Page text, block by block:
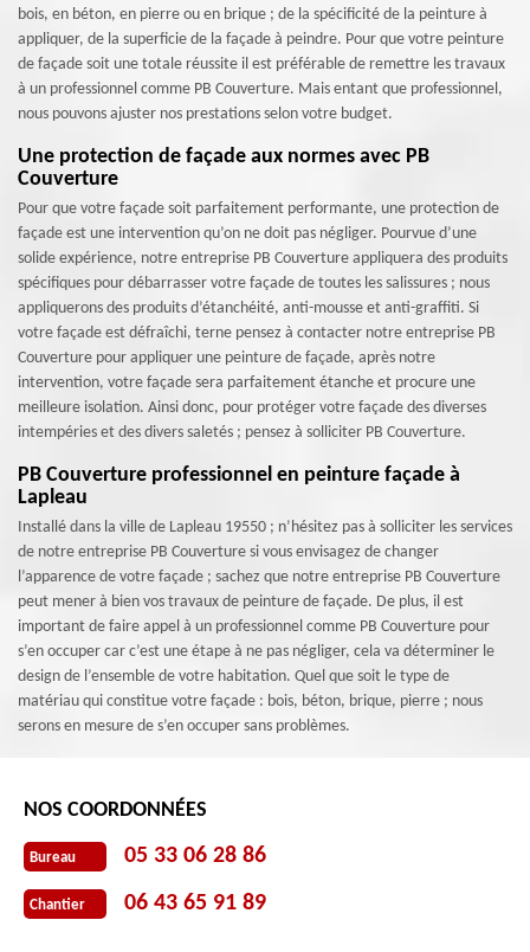
bois, en béton, en pierre ou en brique ; de la spécificité de la peinture à
appliquer, de la superficie de la façade à peindre. Pour que votre peinture
de façade soit une totale réussite il est préférable de remettre les travaux
à un professionnel comme PB Couverture. Mais entant que professionnel,
nous pouvons ajuster nos prestations selon votre budget.
Une protection de façade aux normes avec PB
Couverture
Pour que votre façade soit parfaitement performante, une protection de
façade est une intervention qu’on ne doit pas négliger. Pourvue d’une
solide expérience, notre entreprise PB Couverture appliquera des produits
spécifiques pour débarrasser votre façade de toutes les salissures ; nous
appliquerons des produits d’étanchéité, anti-mousse et anti-graffiti. Si
votre façade est défraîchi, terne pensez à contacter notre entreprise PB
Couverture pour appliquer une peinture de façade, après notre
intervention, votre façade sera parfaitement étanche et procure une
meilleure isolation. Ainsi donc, pour protéger votre façade des diverses
intempéries et des divers saletés ; pensez à solliciter PB Couverture.
PB Couverture professionnel en peinture façade à
Lapleau
Installé dans la ville de Lapleau 19550 ; n’hésitez pas à solliciter les services
de notre entreprise PB Couverture si vous envisagez de changer
l’apparence de votre façade ; sachez que notre entreprise PB Couverture
peut mener à bien vos travaux de peinture de façade. De plus, il est
important de faire appel à un professionnel comme PB Couverture pour
s’en occuper car c’est une étape à ne pas négliger, cela va déterminer le
design de l’ensemble de votre habitation. Quel que soit le type de
matériau qui constitue votre façade : bois, béton, brique, pierre ; nous
serons en mesure de s’en occuper sans problèmes.
NOS COORDONNÉES
Bureau 05 33 06 28 86
Chantier 06 43 65 91 89